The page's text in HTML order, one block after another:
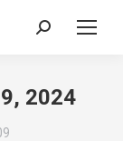
Search:
2024